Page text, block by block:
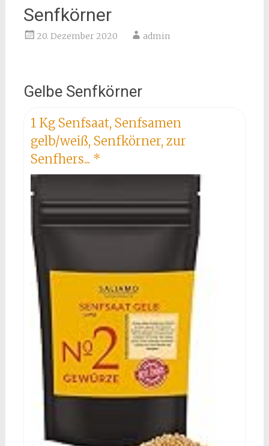
Senfkörner
20. Dezember 2020 admin
Gelbe Senfkörner
1 Kg Senfsaat, Senfsamen
gelb/weiß, Senfkörner, zur
Senfhers... *